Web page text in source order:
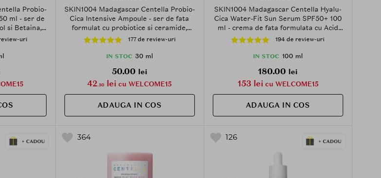
Probio-
ml - ser de
si Betaina,
pielii si la
Daily
uri
SKIN1004 Madagascar Centella Probio-
Cica Intensive Ampoule - ser de fata
formulat cu probiotice si ceramide,
care contribuie la reducerea
inflamatiei si la hidratarea intensa - 30
ml
177 de review-uri
IN STOC 30 ml
50.00 lei
42.50 lei cu WELCOME15
ADAUGA IN COS
SKIN1004 Madagascar Centella Hyalu-
Cica Water-Fit Sun Serum SPF50+ 100
ml - crema de fata formulata cu Acid
Hialuronic si Extract de Centella
Asiatica, care contribuie la blocarea
razelor UV si la metinerea hidratarii
194 de review-uri
IN STOC 100 ml
180.00 lei
153 lei cu WELCOME15
ADAUGA IN COS
364 126